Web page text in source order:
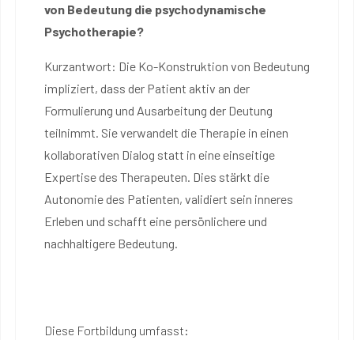
von Bedeutung die psychodynamische
Psychotherapie?
Kurzantwort: Die Ko-Konstruktion von Bedeutung
impliziert, dass der Patient aktiv an der
Formulierung und Ausarbeitung der Deutung
teilnimmt. Sie verwandelt die Therapie in einen
kollaborativen Dialog statt in eine einseitige
Expertise des Therapeuten. Dies stärkt die
Autonomie des Patienten, validiert sein inneres
Erleben und schafft eine persönlichere und
nachhaltigere Bedeutung.
Diese Fortbildung umfasst: